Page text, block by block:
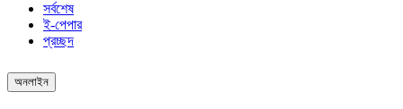
সর্বশেষ
ই-পেপার
প্রচ্ছদ
অনলাইন